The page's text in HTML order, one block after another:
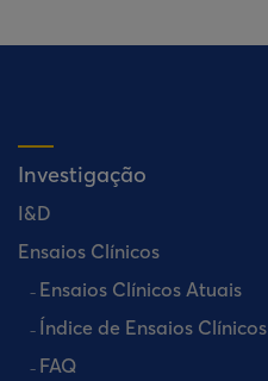
Investigação
I&D
Ensaios Clínicos
Ensaios Clínicos Atuais
Índice de Ensaios Clínicos
FAQ